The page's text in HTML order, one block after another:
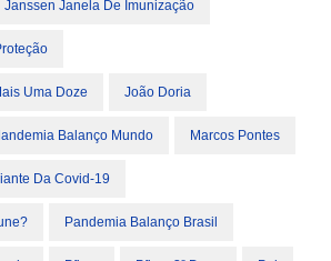
Janssen Janela De Imunização
Uma Doze João Doria
Balanço Mundo Marcos Pontes
Da Covid-19
Pandemia Balanço Brasil